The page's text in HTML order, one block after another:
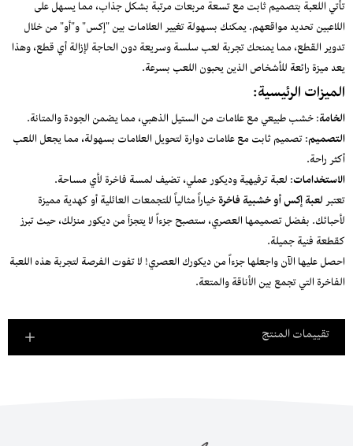
تأتي اللعبة بتصميم ثابت مع تسعة مربعات مرتبة بشكل جذاب، مما يسهل على
اللاعبين تحديد مواقعهم. يمكنك بسهولة تغيير العلامات بين "إكس" و"أو" من خلال
تدوير القطع، مما يمنحك تجربة لعب سلسة وسريعة دون الحاجة لإزالة أي قطع، وهذا
يعد ميزة رائعة للأشخاص الذين يحبون اللعب بسرعة.
الميزات الرئيسية:
الخامة: خشب طبيعي مع علامات من الستيل الذهبي، مما يضمن الجودة والمتانة.
التصميم: تصميم ثابت مع علامات دوارة لتحويل العلامات بسهولة، مما يجعل اللعب
أكثر راحة.
الاستخدامات: لعبة ترفيهية وديكور عملي، تضيف لمسة فاخرة لأي مساحة.
تعتبرلعبة إكس أو خشبية فاخرةخياراً مثالياً للتجمعات العائلية أو كهدية مميزة
لأحبائك. بفضل تصميمها العصري، ستصبح جزءاً لا يتجزأ من ديكور منزلك، حيث تبرز
كقطعة فنية جميلة.
احصل عليها الآن واجعلها جزءاً من ديكورك العصري! لا تفوت الفرصة لتجربة هذه اللعبة
الفاخرة التي تجمع بين الأناقة والمتعة.
تقييمات المنتج